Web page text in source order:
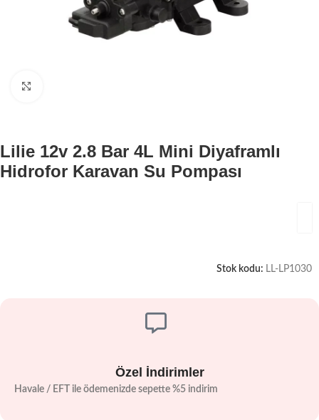
Lilie 12v 2.8 Bar 4L Mini Diyaframlı
Hidrofor Karavan Su Pompası
Stok kodu: LL-LP1030
Özel İndirimler
Havale / EFT ile ödemenizde sepette %5 indirim